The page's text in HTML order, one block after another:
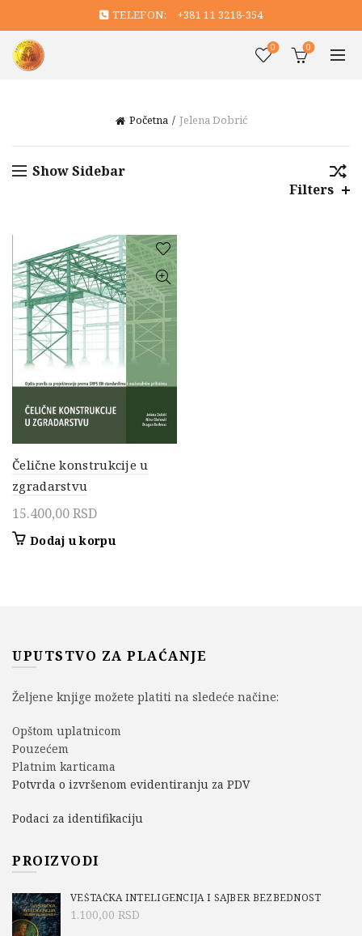
TELEFON: +381 11 3218-354
0 0
Početna Jelena Dobrić
Show Sidebar
Filters
Čelične konstrukcije u
zgradarstvu
15.400,00RSD
Dodaj u korpu
UPUTSTVO ZA PLAĆANJE
Željene knjige možete platiti na sledeće načine:
Opštom uplatnicom
Pouzećem
Platnim karticama
Potvrda o izvršenom evidentiranju za PDV
Podaci za identifikaciju
PROIZVODI
VEŠTAČKA INTELIGENCIJA I SAJBER BEZBEDNOST
1.100,00 RSD